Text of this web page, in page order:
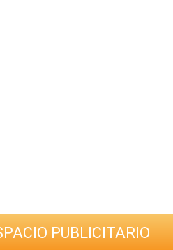
PUBLICITARIO